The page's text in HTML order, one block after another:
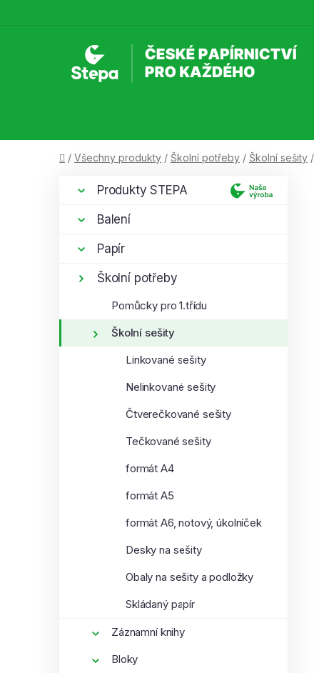
Domů
/ Všechny produkty / Školní potřeby / Školní sešity /
p
Přeskočit
kategorie
Produkty STEPA
Balení
Papír
Školní potřeby
Pomůcky pro 1.třídu
Školní sešity
Linkované sešity
Nelinkované sešity
Čtverečkované sešity
Tečkované sešity
formát A4
formát A5
formát A6, notový, úkolníček
Desky na sešity
Obaly na sešity a podložky
Skládaný papír
Záznamní knihy
Bloky